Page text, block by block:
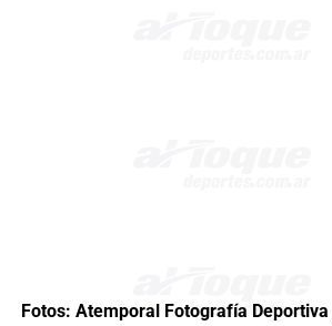
Fotos: Atemporal Fotografía